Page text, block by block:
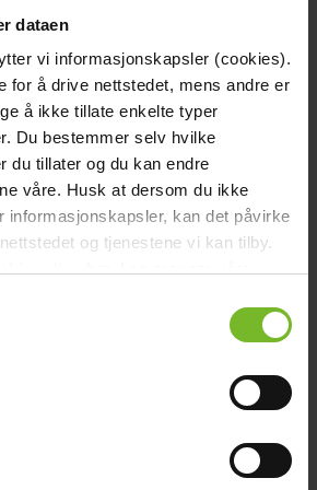
dataen
vi informasjonskapsler (cookies).
for å drive nettstedet, mens andre er
å ikke tillate enkelte typer
Du bestemmer selv hvilke
du tillater og du kan endre
våre. Husk at dersom du ikke
informasjonskapsler, kan det påvirke
og tjenestene vi kan tilby.
- Bålpanna
- Grill Urnorsk chevron_right
- Grill Sunwind (2008 till 2018) chevron_right
- Grill Jamie Oliver chevron_right
- Energi chevron_right
- Vatten chevron_right
- Wallas chevron_right
solcellsregulatorn när jag laddar batterierna
från ett elverk?